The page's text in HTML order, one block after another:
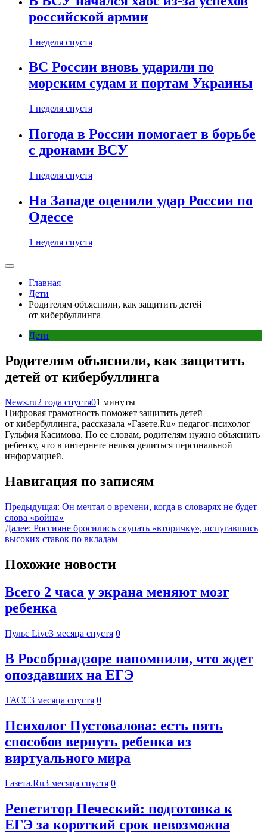
российской армии
1 неделя спустя
ВС России вновь ударили по
морским судам и портам Украины
1 неделя спустя
Погода в России помогает в борьбе
с дронами ВСУ
1 неделя спустя
На Западе оценили удар России по
Одессе
1 неделя спустя
Главная
Дети
Родителям объяснили, как защитить детей
от кибербуллинга
Дети
Родителям объяснили, как защитить
детей от кибербуллинга
News.ru2 года спустя01 минуты
Цифровая грамотность поможет защитить детей
от кибербуллинга, рассказала «Газете.Ru» педагог-психолог
Гульфия Касимова. По ее словам, родителям нужно объяснить
ребенку, что в интернете нельзя делиться персональной
информацией.
Навигация по записям
Предыдущая: Он мечтал о времени, когда в словарях не будет
слова «война»
Далее: Россияне бросились скупать «вторичку», испугавшись
высоких ставок по вкладам
Похожие новости
Всего 2 часа у экрана меняют мозг
ребенка
Пульс Live3 месяца спустя 0
В Рособрнадзоре напомнили, что ждет
опоздавших на ЕГЭ
ТАСС3 месяца спустя 0
Психолог Пустовалова: есть пять
способов вернуть ребенка из
виртуального мира
Газета.Ru3 месяца спустя 0
Репетитор Печеский: подготовка к
ЕГЭ за короткий срок невозможна